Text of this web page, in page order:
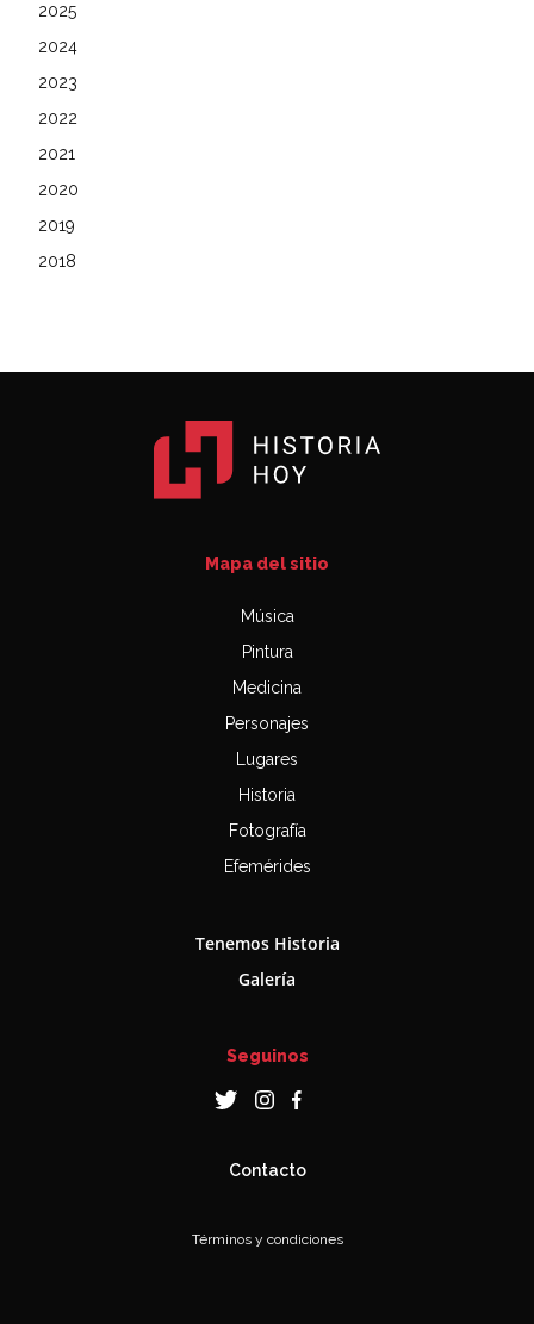
2025
2024
2023
2022
2021
2020
2019
2018
Mapa del sitio
Música
Pintura
Medicina
Personajes
Lugares
Historia
Fotografía
Efemérides
Tenemos Historia
Galería
Seguinos
Contacto
Términos y condiciones